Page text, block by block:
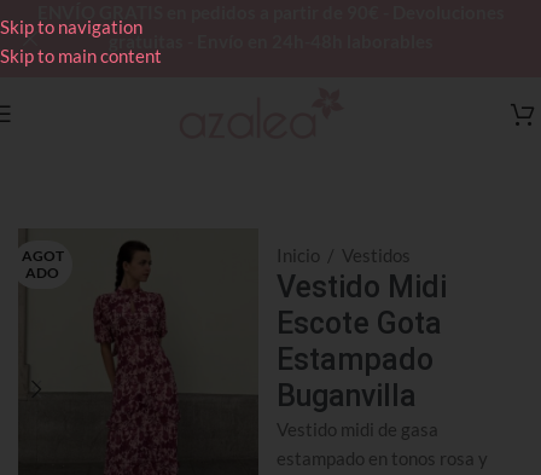
Skip to navigation
Skip to main content
gratuitas - Envío en 24h-48h laborables
AGOT
ADO
Inicio / Vestidos
Vestido Midi
Escote Gota
Estampado
Buganvilla
Vestido midi de gasa
estampado en tonos rosa y